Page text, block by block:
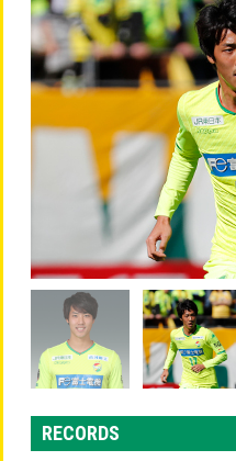
RECORDS